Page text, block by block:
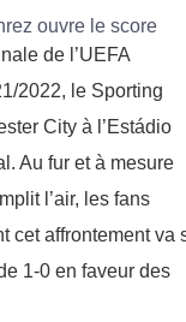
de l’UEFA
2022, le Sporting
City à l’Estádio
Au fur et à mesure
l’air, les fans
cet affrontement va
1-0 en faveur des